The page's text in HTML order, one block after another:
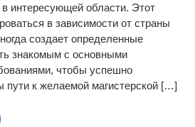
в интересующей области. Этот
в зависимости от страны
создает определенные
знакомым с основными
чтобы успешно
пути к желаемой магистерской […]